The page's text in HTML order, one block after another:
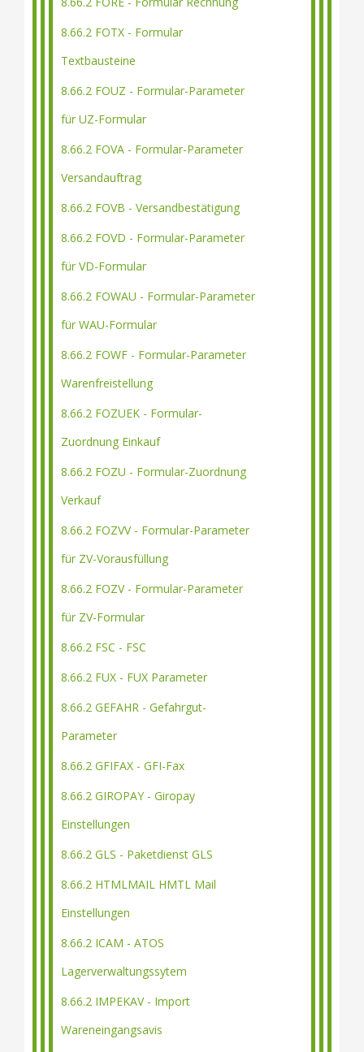
8.66.2 FOTX - Formular
Textbausteine
8.66.2 FOUZ - Formular-Parameter
für UZ-Formular
8.66.2 FOVA - Formular-Parameter
Versandauftrag
8.66.2 FOVB - Versandbestätigung
8.66.2 FOVD - Formular-Parameter
für VD-Formular
8.66.2 FOWAU - Formular-Parameter
für WAU-Formular
8.66.2 FOWF - Formular-Parameter
Warenfreistellung
8.66.2 FOZUEK - Formular-
Zuordnung Einkauf
8.66.2 FOZU - Formular-Zuordnung
Verkauf
8.66.2 FOZVV - Formular-Parameter
für ZV-Vorausfüllung
8.66.2 FOZV - Formular-Parameter
für ZV-Formular
8.66.2 FSC - FSC
8.66.2 FUX - FUX Parameter
8.66.2 GEFAHR - Gefahrgut-
Parameter
8.66.2 GFIFAX - GFI-Fax
8.66.2 GIROPAY - Giropay
Einstellungen
8.66.2 GLS - Paketdienst GLS
8.66.2 HTMLMAIL HMTL Mail
Einstellungen
8.66.2 ICAM - ATOS
Lagerverwaltungssytem
8.66.2 IMPEKAV - Import
Wareneingangsavis